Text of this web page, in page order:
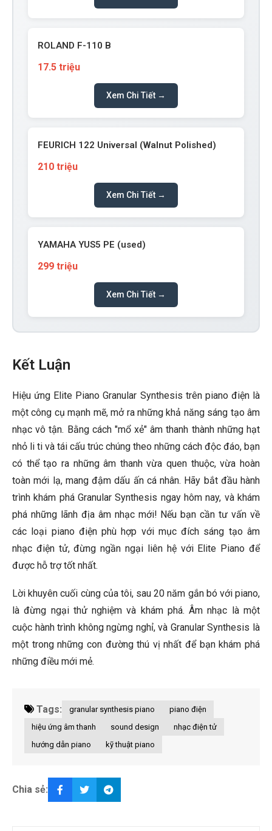
ROLAND F-110 B
17.5 triệu
Xem Chi Tiết →
FEURICH 122 Universal (Walnut Polished)
210 triệu
Xem Chi Tiết →
YAMAHA YUS5 PE (used)
299 triệu
Xem Chi Tiết →
Kết Luận
Hiệu ứng Elite Piano Granular Synthesis trên piano điện là
một công cụ mạnh mẽ, mở ra những khả năng sáng tạo âm
nhạc vô tận. Bằng cách "mổ xẻ" âm thanh thành những hạt
nhỏ li ti và tái cấu trúc chúng theo những cách độc đáo, bạn
có thể tạo ra những âm thanh vừa quen thuộc, vừa hoàn
toàn mới lạ, mang đậm dấu ấn cá nhân. Hãy bắt đầu hành
trình khám phá Granular Synthesis ngay hôm nay, và khám
phá những lãnh địa âm nhạc mới! Nếu bạn cần tư vấn về
các loại piano điện phù hợp với mục đích sáng tạo âm
nhạc điện tử, đừng ngần ngại liên hệ với Elite Piano để
được hỗ trợ tốt nhất.
Lời khuyên cuối cùng của tôi, sau 20 năm gắn bó với piano,
là đừng ngại thử nghiệm và khám phá. Âm nhạc là một
cuộc hành trình không ngừng nghỉ, và Granular Synthesis là
một trong những con đường thú vị nhất để bạn khám phá
những điều mới mẻ.
Tags: granular synthesis piano
piano điện
hiệu ứng âm thanh
sound design
nhạc điện tử
hướng dẫn piano
kỹ thuật piano
Chia sẻ: